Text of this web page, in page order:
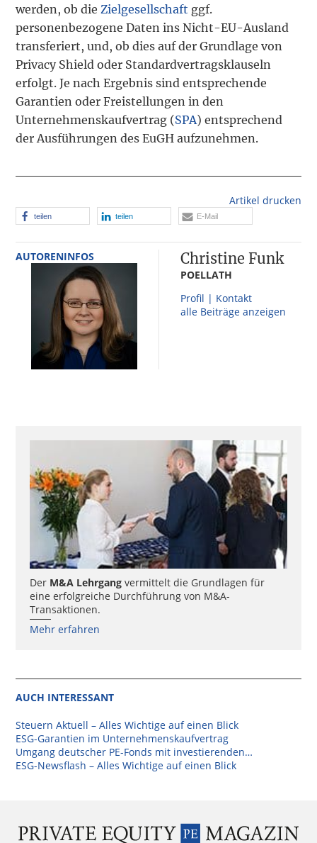
werden, ob die Zielgesellschaft ggf.
personenbezogene Daten ins Nicht-EU-Ausland
transferiert, und, ob dies auf der Grundlage von
Privacy Shield oder Standardvertragsklauseln
erfolgt. Je nach Ergebnis sind entsprechende
Garantien oder Freistellungen in den
Unternehmenskaufvertrag (SPA) entsprechend
der Ausführungen des EuGH aufzunehmen.
Artikel drucken
teilen teilen E-Mail
AUTORENINFOS Christine Funk
POELLATH
Profil | Kontakt
alle Beiträge anzeigen
Der M&A Lehrgang vermittelt die Grundlagen für
eine erfolgreiche Durchführung von M&A-
Transaktionen.
Mehr erfahren
AUCH INTERESSANT
Steuern Aktuell – Alles Wichtige auf einen Blick
ESG-Garantien im Unternehmenskaufvertrag
Umgang deutscher PE-Fonds mit investierenden…
ESG-Newsflash – Alles Wichtige auf einen Blick